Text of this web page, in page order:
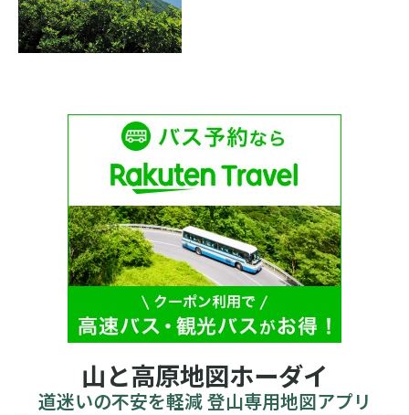
山と高原地図ホーダイ
道迷いの不安を軽減 登山専用地図アプリ